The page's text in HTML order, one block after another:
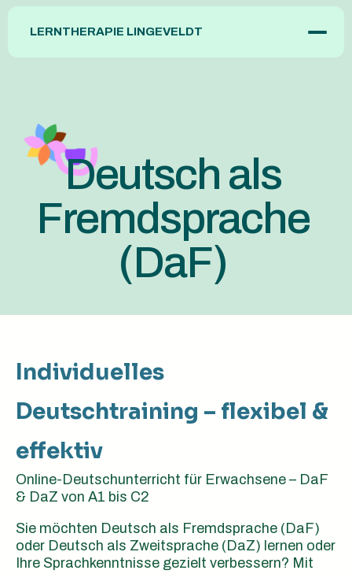
LERNTHERAPIE LINGEVELDT
Integrative Lerntherapie
Individuelle Deutschförderung
Deutsch als Fremdsprache (DaF)
Elternberatung
Material
Ratgeber
Kontakt
Individuelles
Deutschtraining – flexibel &
effektiv
Online-Deutschunterricht für Erwachsene – DaF
& DaZ von A1 bis C2
Sie möchten Deutsch als Fremdsprache (DaF)
oder Deutsch als Zweitsprache (DaZ) lernen oder
Ihre Sprachkenntnisse gezielt verbessern? Mit